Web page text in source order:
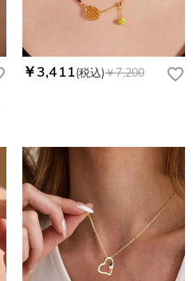
￥3,411(税込)￥7,200